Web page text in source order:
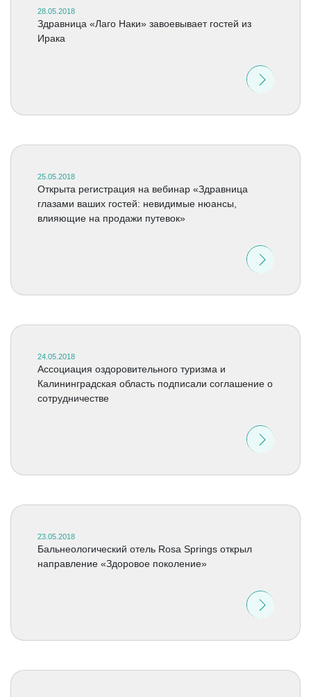
28.05.2018
Здравница «Лаго Наки» завоевывает гостей из
Ирака
25.05.2018
Открыта регистрация на вебинар «Здравница
глазами ваших гостей: невидимые нюансы,
влияющие на продажи путевок»
24.05.2018
Ассоциация оздоровительного туризма и
Калининградская область подписали соглашение о
сотрудничестве
23.05.2018
Бальнеологический отель Rosa Springs открыл
направление «Здоровое поколение»